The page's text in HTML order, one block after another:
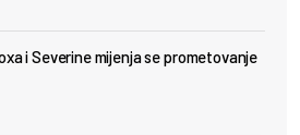
i Severine mijenja se prometovanje